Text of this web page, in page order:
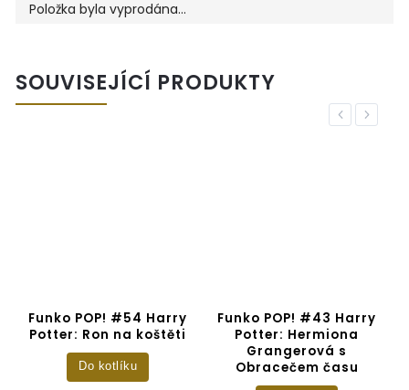
Položka byla vyprodána…
SOUVISEJÍCÍ PRODUKTY
Previous
Funko POP! #54 Harry
Potter: Ron na koštěti
Do kotlíku
Funko POP! #43 Harry
Potter: Hermiona
Grangerová s
Obracečem času
Next